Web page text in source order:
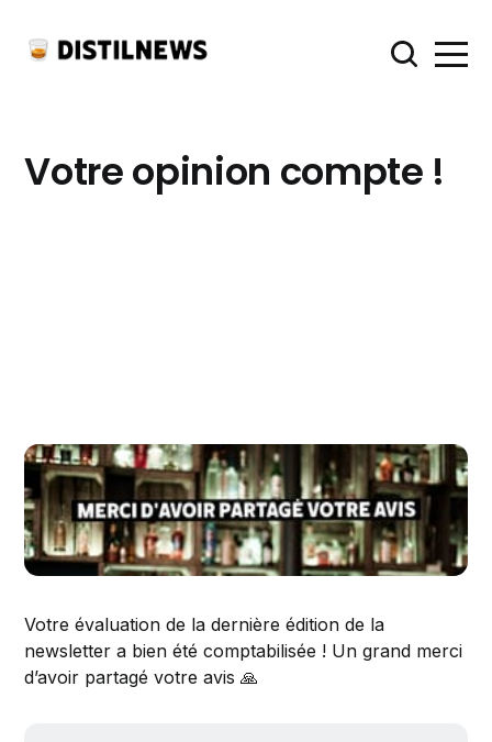
Votre opinion compte !
Votre évaluation de la dernière édition de la
newsletter a bien été comptabilisée ! Un grand merci
d’avoir partagé votre avis 🙏